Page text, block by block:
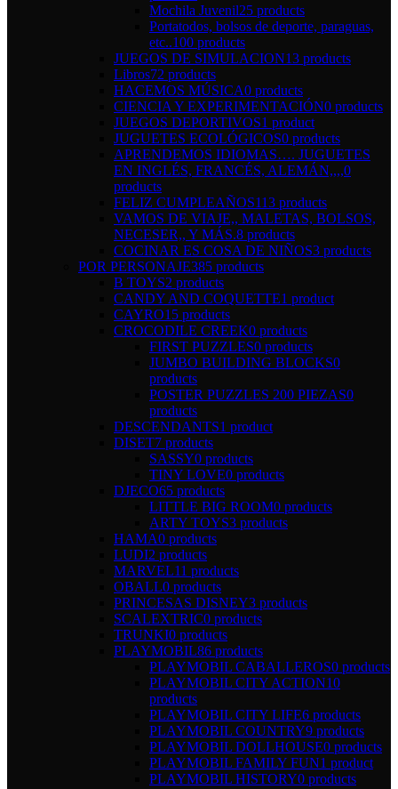
Mochila Juvenil25 products
Portatodos, bolsos de deporte, paraguas,
etc..100 products
JUEGOS DE SIMULACION13 products
Libros72 products
HACEMOS MÚSICA0 products
CIENCIA Y EXPERIMENTACIÓN0 products
JUEGOS DEPORTIVOS1 product
JUGUETES ECOLÓGICOS0 products
APRENDEMOS IDIOMAS…. JUGUETES
EN INGLÉS, FRANCÉS, ALEMÁN,,,,0
products
FELIZ CUMPLEAÑOS113 products
VAMOS DE VIAJE,, MALETAS, BOLSOS,
NECESER,, Y MÁS.8 products
COCINAR ES COSA DE NIÑOS3 products
POR PERSONAJE385 products
B TOYS2 products
CANDY AND COQUETTE1 product
CAYRO15 products
CROCODILE CREEK0 products
FIRST PUZZLES0 products
JUMBO BUILDING BLOCKS0
products
POSTER PUZZLES 200 PIEZAS0
products
DESCENDANTS1 product
DISET7 products
SASSY0 products
TINY LOVE0 products
DJECO65 products
LITTLE BIG ROOM0 products
ARTY TOYS3 products
HAMA0 products
LUDI2 products
MARVEL11 products
OBALL0 products
PRINCESAS DISNEY3 products
SCALEXTRIC0 products
TRUNKI0 products
PLAYMOBIL86 products
PLAYMOBIL CABALLEROS0 products
PLAYMOBIL CITY ACTION10
products
PLAYMOBIL CITY LIFE6 products
PLAYMOBIL COUNTRY9 products
PLAYMOBIL DOLLHOUSE0 products
PLAYMOBIL FAMILY FUN1 product
PLAYMOBIL HISTORY0 products